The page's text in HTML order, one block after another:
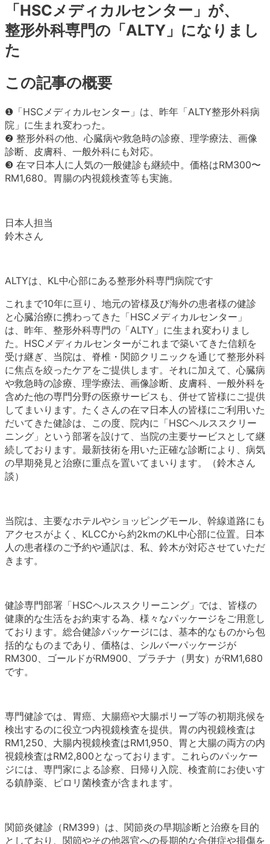
「HSCメディカルセンター」が、
整形外科専門の「ALTY」になりまし
た
この記事の概要
❶「HSCメディカルセンター」は、昨年「ALTY整形外科病
院」に生まれ変わった。
❷ 整形外科の他、心臓病や救急時の診療、理学療法、画像
診断、皮膚科、一般外科にも対応。
❸ 在マ日本人に人気の一般健診も継続中。価格はRM300〜
RM1,680。胃腸の内視鏡検査等も実施。
日本人担当
鈴木さん
ALTYは、KL中心部にある整形外科専門病院です
これまで10年に亘り、地元の皆様及び海外の患者様の健診
と心臓治療に携わってきた「HSCメディカルセンター」
は、昨年、整形外科専門の「ALTY」に生まれ変わりまし
た。HSCメディカルセンターがこれまで築いてきた信頼を
受け継ぎ、当院は、脊椎・関節クリニックを通じて整形外科
に焦点を絞ったケアをご提供します。それに加えて、心臓病
や救急時の診療、理学療法、画像診断、皮膚科、一般外科を
含めた他の専門分野の医療サービスも、併せて皆様にご提供
してまいります。たくさんの在マ日本人の皆様にご利用いた
だいてきた健診は、この度、院内に「HSCヘルススクリー
ニング」という部署を設けて、当院の主要サービスとして継
続しております。最新技術を用いた正確な診断により、病気
の早期発見と治療に重点を置いてまいります。（鈴木さん
談）
当院は、主要なホテルやショッピングモール、幹線道路にも
アクセスがよく、KLCCから約2kmのKL中心部に位置。日本
人の患者様のご予約や通訳は、私、鈴木が対応させていただ
きます。
健診専門部署「HSCヘルススクリーニング」では、皆様の
健康的な生活をお約束する為、様々なパッケージをご用意し
ております。総合健診パッケージには、基本的なものから包
括的なものまであり、価格は、シルバーパッケージが
RM300、ゴールドがRM900、プラチナ（男女）がRM1,680
です。
専門健診では、胃癌、大腸癌や大腸ポリープ等の初期兆候を
検出するのに役立つ内視鏡検査を提供。胃の内視鏡検査は
RM1,250、大腸内視鏡検査はRM1,950、胃と大腸の両方の内
視鏡検査はRM2,800となっております。これらのパッケー
ジには、専門家による診察、日帰り入院、検査前にお使いす
る鎮静薬、ピロリ菌検査が含まれます。
関節炎健診（RM399）は、関節炎の早期診断と治療を目的
としており、関節やその他器官への長期的な合併症や損傷を